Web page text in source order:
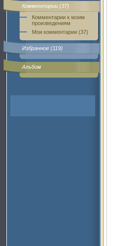
Комментарии (37)
Комментарии к моим
произведениям
Мои комментарии (37)
Избранное (119)
Альбом